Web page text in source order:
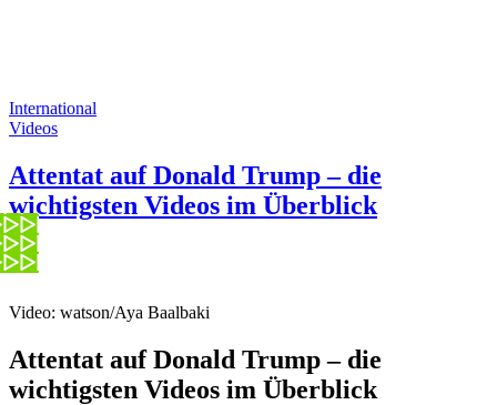
International
Videos
Attentat auf Donald Trump – die
wichtigsten Videos im Überblick
Video: watson/Aya Baalbaki
Attentat auf Donald Trump – die
wichtigsten Videos im Überblick